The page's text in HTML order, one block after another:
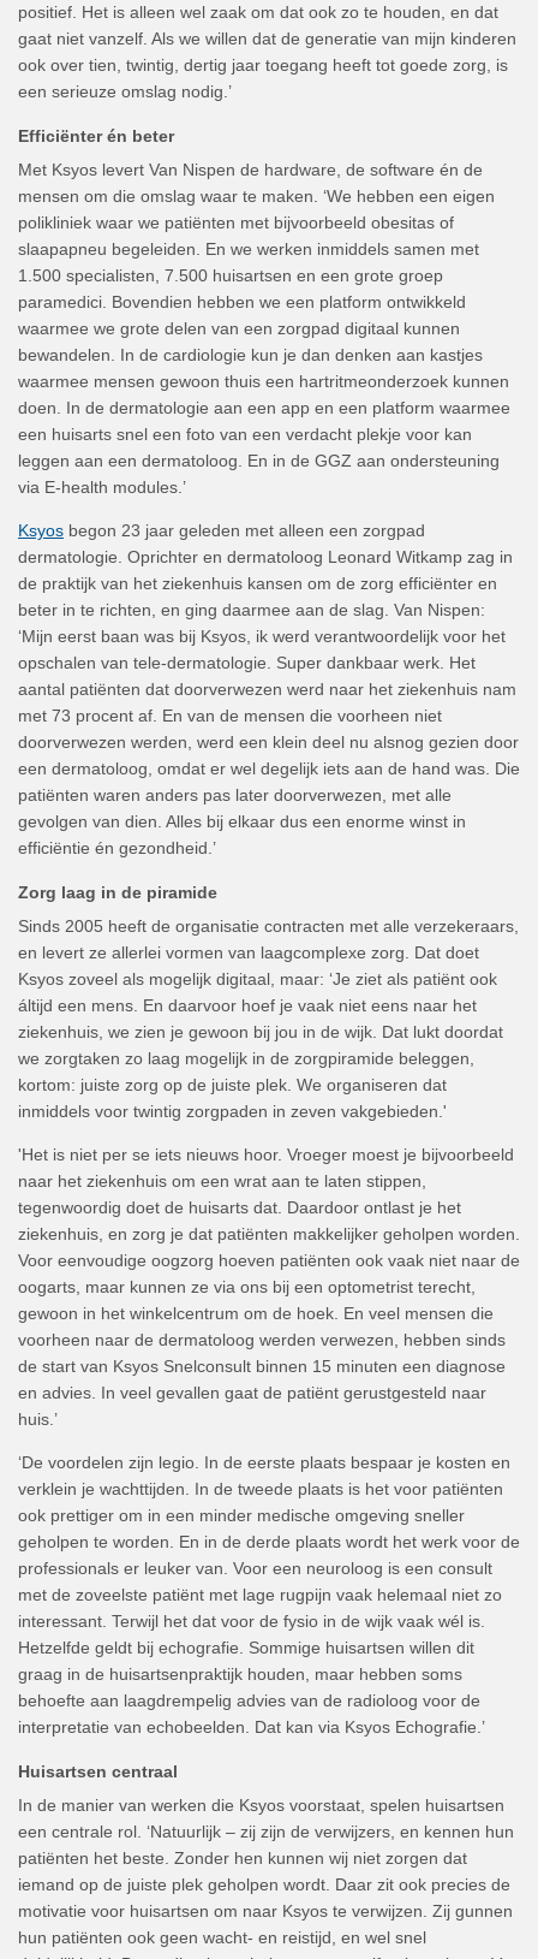
positief. Het is alleen wel zaak om dat ook zo te houden, en dat
gaat niet vanzelf. Als we willen dat de generatie van mijn kinderen
ook over tien, twintig, dertig jaar toegang heeft tot goede zorg, is
een serieuze omslag nodig.’
Efficiënter én beter
Met Ksyos levert Van Nispen de hardware, de software én de
mensen om die omslag waar te maken. ‘We hebben een eigen
polikliniek waar we patiënten met bijvoorbeeld obesitas of
slaapapneu begeleiden. En we werken inmiddels samen met
1.500 specialisten, 7.500 huisartsen en een grote groep
paramedici. Bovendien hebben we een platform ontwikkeld
waarmee we grote delen van een zorgpad digitaal kunnen
bewandelen. In de cardiologie kun je dan denken aan kastjes
waarmee mensen gewoon thuis een hartritmeonderzoek kunnen
doen. In de dermatologie aan een app en een platform waarmee
een huisarts snel een foto van een verdacht plekje voor kan
leggen aan een dermatoloog. En in de GGZ aan ondersteuning
via E-health modules.’
Ksyos begon 23 jaar geleden met alleen een zorgpad
dermatologie. Oprichter en dermatoloog Leonard Witkamp zag in
de praktijk van het ziekenhuis kansen om de zorg efficiënter en
beter in te richten, en ging daarmee aan de slag. Van Nispen:
‘Mijn eerst baan was bij Ksyos, ik werd verantwoordelijk voor het
opschalen van tele-dermatologie. Super dankbaar werk. Het
aantal patiënten dat doorverwezen werd naar het ziekenhuis nam
met 73 procent af. En van de mensen die voorheen niet
doorverwezen werden, werd een klein deel nu alsnog gezien door
een dermatoloog, omdat er wel degelijk iets aan de hand was. Die
patiënten waren anders pas later doorverwezen, met alle
gevolgen van dien. Alles bij elkaar dus een enorme winst in
efficiëntie én gezondheid.’
Zorg laag in de piramide
Sinds 2005 heeft de organisatie contracten met alle verzekeraars,
en levert ze allerlei vormen van laagcomplexe zorg. Dat doet
Ksyos zoveel als mogelijk digitaal, maar: ‘Je ziet als patiënt ook
áltijd een mens. En daarvoor hoef je vaak niet eens naar het
ziekenhuis, we zien je gewoon bij jou in de wijk. Dat lukt doordat
we zorgtaken zo laag mogelijk in de zorgpiramide beleggen,
kortom: juiste zorg op de juiste plek. We organiseren dat
inmiddels voor twintig zorgpaden in zeven vakgebieden.'
'Het is niet per se iets nieuws hoor. Vroeger moest je bijvoorbeeld
naar het ziekenhuis om een wrat aan te laten stippen,
tegenwoordig doet de huisarts dat. Daardoor ontlast je het
ziekenhuis, en zorg je dat patiënten makkelijker geholpen worden.
Voor eenvoudige oogzorg hoeven patiënten ook vaak niet naar de
oogarts, maar kunnen ze via ons bij een optometrist terecht,
gewoon in het winkelcentrum om de hoek. En veel mensen die
voorheen naar de dermatoloog werden verwezen, hebben sinds
de start van Ksyos Snelconsult binnen 15 minuten een diagnose
en advies. In veel gevallen gaat de patiënt gerustgesteld naar
huis.’
‘De voordelen zijn legio. In de eerste plaats bespaar je kosten en
verklein je wachttijden. In de tweede plaats is het voor patiënten
ook prettiger om in een minder medische omgeving sneller
geholpen te worden. En in de derde plaats wordt het werk voor de
professionals er leuker van. Voor een neuroloog is een consult
met de zoveelste patiënt met lage rugpijn vaak helemaal niet zo
interessant. Terwijl het dat voor de fysio in de wijk vaak wél is.
Hetzelfde geldt bij echografie. Sommige huisartsen willen dit
graag in de huisartsenpraktijk houden, maar hebben soms
behoefte aan laagdrempelig advies van de radioloog voor de
interpretatie van echobeelden. Dat kan via Ksyos Echografie.’
Huisartsen centraal
In de manier van werken die Ksyos voorstaat, spelen huisartsen
een centrale rol. ‘Natuurlijk – zij zijn de verwijzers, en kennen hun
patiënten het beste. Zonder hen kunnen wij niet zorgen dat
iemand op de juiste plek geholpen wordt. Daar zit ook precies de
motivatie voor huisartsen om naar Ksyos te verwijzen. Zij gunnen
hun patiënten ook geen wacht- en reistijd, en wel snel